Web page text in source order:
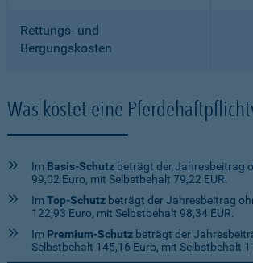
Rettungs- und
Bergungskosten
Was kostet eine
Im Basis-Schutz beträgt der Jahresbeitrag
99,02 Euro, mit Selbstbehalt 79,22 EUR.
ImTop-Schutz beträgt der Jahresbeitrag
122,93 Euro, mit Selbstbehalt 98,34 EUR.
Im Premium-Schutz beträgt der
Selbstbehalt 145,16 Euro, mit Selbstbehalt